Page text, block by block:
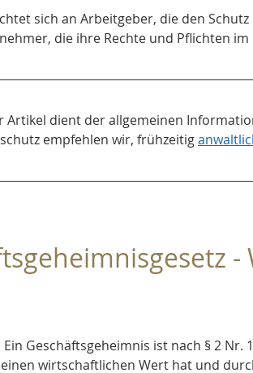
sich an Arbeitgeber, die den
die ihre Rechte und Pflichten
Artikel dient der allgemeinen
empfehlen wir, frühzeitig
-
Ein Geschäftsgeheimnis ist nach § 2 Nr.
wirtschaftlichen Wert hat und